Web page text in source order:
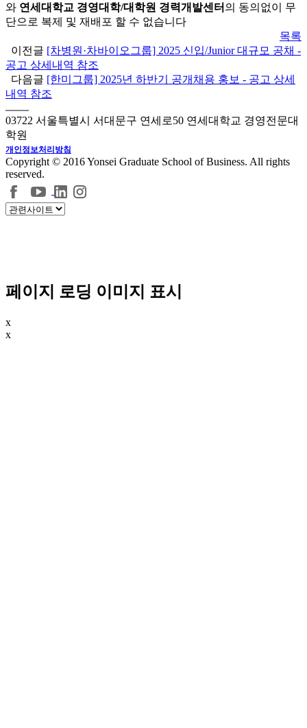
와 연세대학교 경영대학/대학원 경력개발센터 의 동의없이 무
단으로 복제 및 재배포 할 수 없습니다
목록
이전글 [차병원·차바이오그룹] 2025 신입/Junior 대규모 공채 -
공고 상세내역 참조
다음글 [한미그룹] 2025년 하반기 공개채용 홍보 - 공고 상세
내역 참조
03722 서울특별시 서대문구 연세로50 연세대학교 경영전문대
학원
개인정보처리방침
Copyright © 2016 Yonsei Graduate School of Business. All rights
reserved.
페이지 로딩 이미지 표시
x
x